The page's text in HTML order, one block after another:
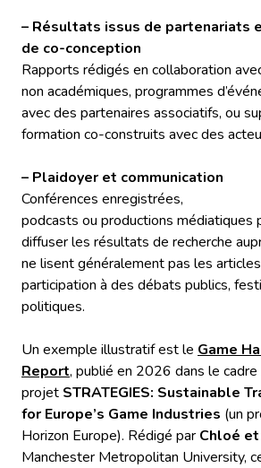
– Résultats issus de partenariats
de co-conception
Rapports rédigés en collaboration
non académiques, programmes
avec des partenaires associatifs, ou
formation co-construits avec des
– Plaidoyer et communication
Conférences enregistrées,
podcasts ou productions médiatiques
diffuser les résultats de recherche
ne lisent généralement pas les
participation à des débats publics,
politiques.
Un exemple illustratif est le Game
Report, publié en 2026 dans le cadre
projet STRATEGIES: Sustainable
for Europe’s Game Industries (un
Horizon Europe). Rédigé par Chloé
Manchester Metropolitan University,